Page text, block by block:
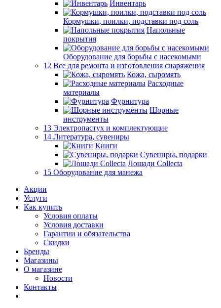
Инвентарь
Кормушки, поилки, подставки под соль
Напольные
покрытия
Оборудование для борьбы с насекомыми
12 Все для ремонта и изготовления снаряжения
Кожа, сыромять
Расходные
материалы
Фурнитура
Шорные
инструменты
13 Электропастух и комплектующие
14 Литература, сувениры
Книги
Сувениры, подарки
Лошади Collecta
15 Оборудование для манежа
Акции
Услуги
Как купить
Условия оплаты
Условия доставки
Гарантии и обязательства
Скидки
Бренды
Магазины
О магазине
Новости
Контакты